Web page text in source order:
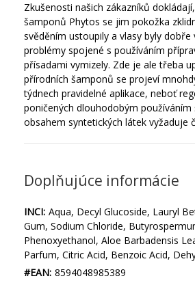
Zkušenosti našich zákazníků
šamponů Phytos se jim pokožka
svěděním ustoupily a vlasy byly dobře
problémy spojené s používáním
přísadami vymizely. Zde je ale třeba
přírodních šamponů se projeví
týdnech pravidelné aplikace, neboť
poničených dlouhodobým používáním
obsahem syntetických látek vyžaduje
Doplňujúce informácie
INCI: Aqua, Decyl Glucoside, Lauryl
Gum, Sodium Chloride,
Phenoxyethanol, Aloe Barbadensis
Parfum, Citric Acid, Benzoic Acid,
#EAN: 8594048985389